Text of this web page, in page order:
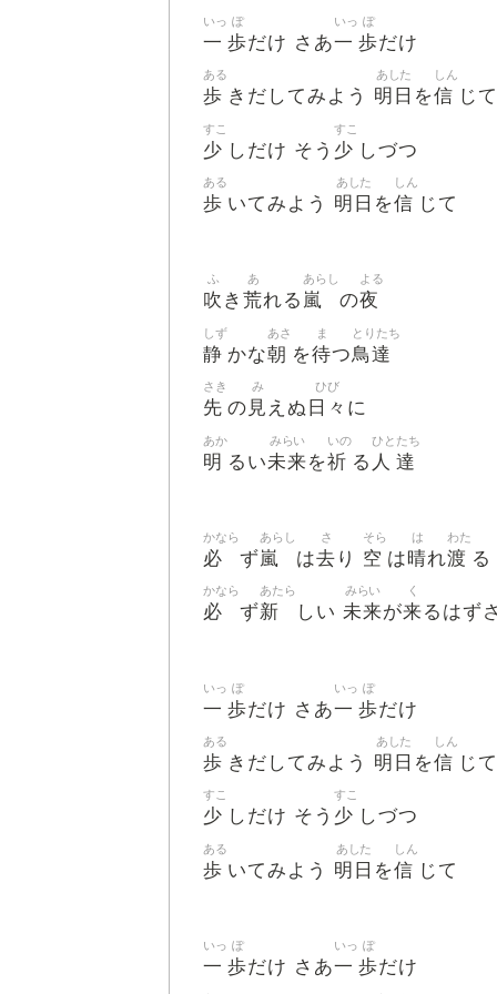
一
いっ
歩
ぽ
だけ さあ一
いっ
歩
ぽ
だけ
歩
ある
きだしてみよう 明日
あした
を信
しん
じて
少
すこ
しだけ そう 少
すこ
しづつ
歩
ある
いてみよう 明日
あした
を信
しん
じて
吹
ふ
き 荒
あ
れる 嵐
あらし
の夜
よる
静
しず
かな朝
あさ
を待
ま
つ鳥達
とりたち
先
さき
の 見
み
えぬ 日々
ひび
に
明
あか
るい未来
みらい
を祈
いの
る 人
ひと
達
たち
必
かなら
ず 嵐
あらし
は去
さ
り 空
そら
は晴
は
れ渡
わた
る
必
かなら
ず新
あたら
しい 未来
みらい
が来
く
るはず
一
いっ
歩
ぽ
だけ さあ一
いっ
歩
ぽ
だけ
歩
ある
きだしてみよう 明日
あした
を信
しん
じて
少
すこ
しだけ そう 少
すこ
しづつ
歩
ある
いてみよう 明日
あした
を信
しん
じて
一
いっ
歩
ぽ
だけ さあ一
いっ
歩
ぽ
だけ